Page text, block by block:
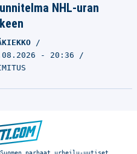
NHL-uran
- 20:36
parhaat urheilu-uutiset